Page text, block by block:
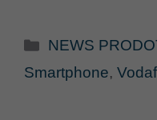
Categorie
NEWS
Smartphone,